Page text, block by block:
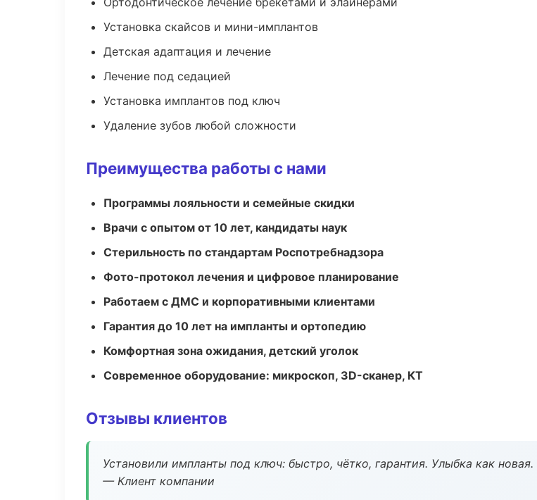
Установка скайсов и мини-имплантов
Детская адаптация и лечение
Лечение под седацией
Установка имплантов под ключ
Удаление зубов любой сложности
Преимущества работы с нами
Программы лояльности и семейные скидки
Врачи с опытом от 10 лет, кандидаты наук
Стерильность по стандартам Роспотребнадзора
Фото-протокол лечения и цифровое планирование
Работаем с ДМС и корпоративными клиентами
Гарантия до 10 лет на импланты и ортопедию
Комфортная зона ожидания, детский уголок
Современное оборудование: микроскоп, 3D-сканер, КТ
Отзывы клиентов
Установили импланты под ключ: быстро, чётко, гарантия. Улыбка как новая.
— Клиент компании